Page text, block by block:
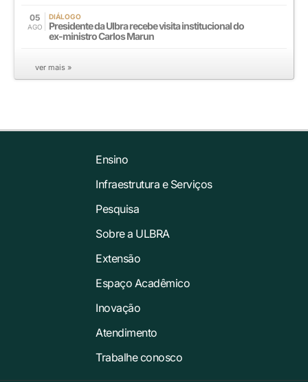
05
AGO
DIÁLOGO
Presidente da Ulbra recebe visita institucional do
ex-ministro Carlos Marun
ver mais »
Ensino
Infraestrutura e Serviços
Pesquisa
Sobre a ULBRA
Extensão
Espaço Acadêmico
Inovação
Atendimento
Trabalhe conosco